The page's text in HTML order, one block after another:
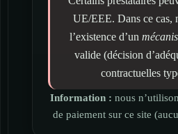
UE/EEE. Dans ce cas,
l’existence d’un
valide (décision
contractuelles
Information : nous
de paiement sur ce site